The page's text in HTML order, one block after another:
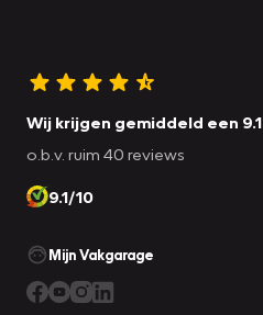
Wij krijgen gemiddeld een 9.1
o.b.v. ruim 40 reviews
9.1/10
Mijn Vakgarage